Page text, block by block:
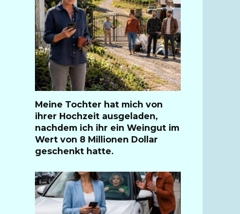
Meine Tochter hat mich von
ihrer Hochzeit ausgeladen,
nachdem ich ihr ein Weingut im
Wert von 8 Millionen Dollar
geschenkt hatte.